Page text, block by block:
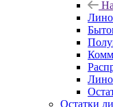
Остатки